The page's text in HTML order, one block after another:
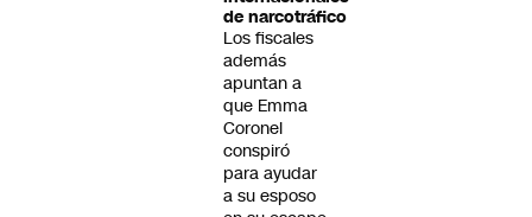
de narcotráfico
Los fiscales
además
apuntan a
que Emma
Coronel
conspiró
para ayudar
a su esposo